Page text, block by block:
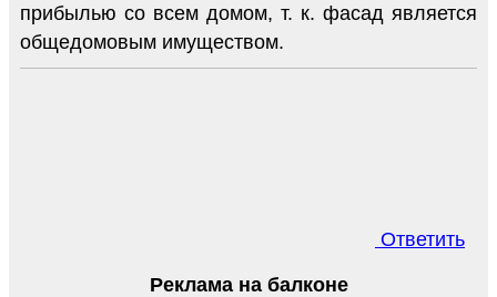
прибылью со всем домом, т. к. фасад является
общедомовым имуществом.
Ответить
Реклама на балконе